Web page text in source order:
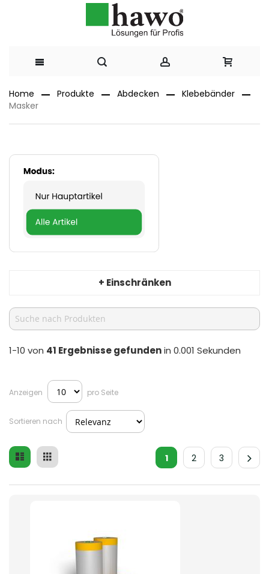
zum
Home Produkte Abdecken
Klebebänder
Masker
+ Einschränken
1-10 von 41 Ergebnisse gefundenin 0.001 Sekunden
Anzeigen pro Seite
Sortieren nach
1 2 3
Ansicht
Liste Raster